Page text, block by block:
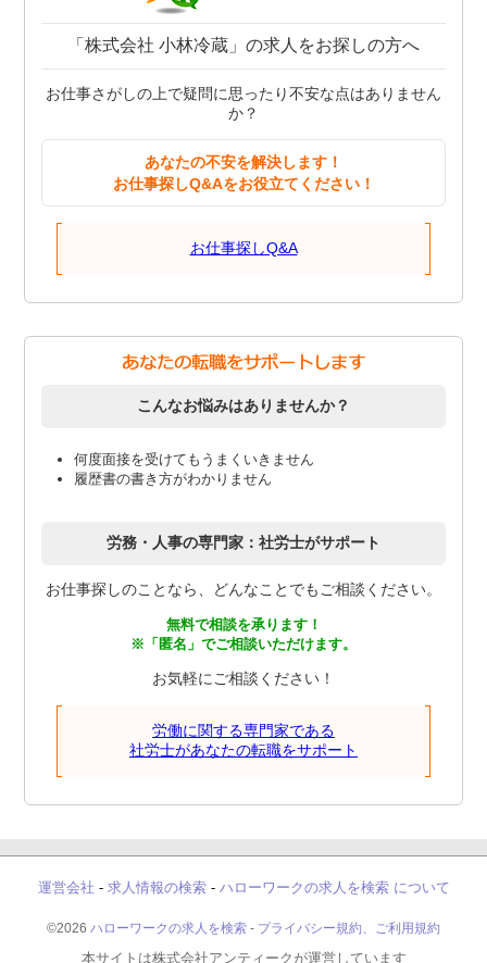
「株式会社 小林冷蔵」の求人をお探しの方へ
お仕事さがしの上で疑問に思ったり不安な点はありません
か？
あなたの不安を解決します！
お仕事探しQ&Aをお役立てください！
お仕事探しQ&A
こんなお悩みはありませんか？
何度面接を受けてもうまくいきません
履歴書の書き方がわかりません
労務・人事の専門家：社労士がサポート
お仕事探しのことなら、どんなことでもご相談ください。
無料で相談を承ります！
※「匿名」でご相談いただけます。
お気軽にご相談ください！
労働に関する専門家である
社労士があなたの転職をサポート
運営会社 - 求人情報の検索- ハローワークの求人を検索 について
©2026 ハローワークの求人を検索 - プライバシー規約、ご利用規約
本サイトは株式会社アンティークが運営しています